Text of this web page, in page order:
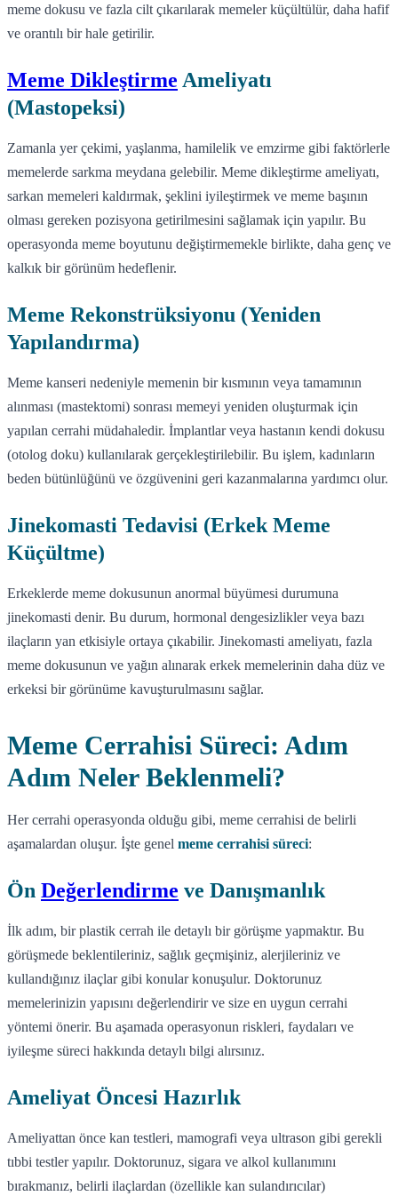
meme dokusu ve fazla cilt çıkarılarak memeler küçültülür, daha hafif
ve orantılı bir hale getirilir.
Meme Dikleştirme Ameliyatı
(Mastopeksi)
Zamanla yer çekimi, yaşlanma, hamilelik ve emzirme gibi faktörlerle
memelerde sarkma meydana gelebilir. Meme dikleştirme ameliyatı,
sarkan memeleri kaldırmak, şeklini iyileştirmek ve meme başının
olması gereken pozisyona getirilmesini sağlamak için yapılır. Bu
operasyonda meme boyutunu değiştirmemekle birlikte, daha genç ve
kalkık bir görünüm hedeflenir.
Meme Rekonstrüksiyonu (Yeniden
Yapılandırma)
Meme kanseri nedeniyle memenin bir kısmının veya tamamının
alınması (mastektomi) sonrası memeyi yeniden oluşturmak için
yapılan cerrahi müdahaledir. İmplantlar veya hastanın kendi dokusu
(otolog doku) kullanılarak gerçekleştirilebilir. Bu işlem, kadınların
beden bütünlüğünü ve özgüvenini geri kazanmalarına yardımcı olur.
Jinekomasti Tedavisi (Erkek Meme
Küçültme)
Erkeklerde meme dokusunun anormal büyümesi durumuna
jinekomasti denir. Bu durum, hormonal dengesizlikler veya bazı
ilaçların yan etkisiyle ortaya çıkabilir. Jinekomasti ameliyatı, fazla
meme dokusunun ve yağın alınarak erkek memelerinin daha düz ve
erkeksi bir görünüme kavuşturulmasını sağlar.
Meme Cerrahisi Süreci: Adım
Adım Neler Beklenmeli?
Her cerrahi operasyonda olduğu gibi, meme cerrahisi de belirli
aşamalardan oluşur. İşte genel meme cerrahisi süreci:
Ön Değerlendirme ve Danışmanlık
İlk adım, bir plastik cerrah ile detaylı bir görüşme yapmaktır. Bu
görüşmede beklentileriniz, sağlık geçmişiniz, alerjileriniz ve
kullandığınız ilaçlar gibi konular konuşulur. Doktorunuz
memelerinizin yapısını değerlendirir ve size en uygun cerrahi
yöntemi önerir. Bu aşamada operasyonun riskleri, faydaları ve
iyileşme süreci hakkında detaylı bilgi alırsınız.
Ameliyat Öncesi Hazırlık
Ameliyattan önce kan testleri, mamografi veya ultrason gibi gerekli
tıbbi testler yapılır. Doktorunuz, sigara ve alkol kullanımını
bırakmanız, belirli ilaçlardan (özellikle kan sulandırıcılar)